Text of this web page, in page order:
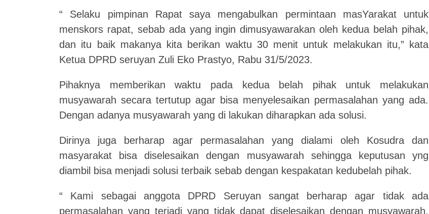
“ Selaku pimpinan Rapat saya mengabulkan permintaan masYarakat untuk
menskors rapat, sebab ada yang ingin dimusyawarakan oleh kedua belah pihak,
dan itu baik makanya kita berikan waktu 30 menit untuk melakukan itu,” kata
Ketua DPRD seruyan Zuli Eko Prastyo, Rabu 31/5/2023.
Pihaknya memberikan waktu pada kedua belah pihak untuk melakukan
musyawarah secara tertutup agar bisa menyelesaikan permasalahan yang ada.
Dengan adanya musyawarah yang di lakukan diharapkan ada solusi.
Dirinya juga berharap agar permasalahan yang dialami oleh Kosudra dan
masyarakat bisa diselesaikan dengan musyawarah sehingga keputusan yng
diambil bisa menjadi solusi terbaik sebab dengan kespakatan kedubelah pihak.
“ Kami sebagai anggota DPRD Seruyan sangat berharap agar tidak ada
permasalahan yang terjadi yang tidak dapat diselesaikan dengan musyawarah.